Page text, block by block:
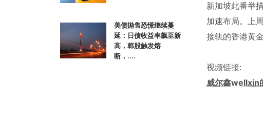
美债抛售恐慌继续蔓
延：日债收益率飙至新
高，韩股触发熔
断，....
新加坡此番举
加速布局。上
接轨的香港黄
视频链接:
威尔鑫wellxin